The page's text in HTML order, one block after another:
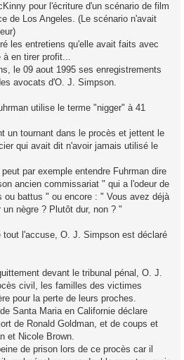
pour l'écriture d'un scénario de film
de Los Angeles. (Le scénario n'avait
les entretiens qu'elle avait faits avec
à en tirer profit...
le 09 aout 1995 ses enregistrements
avocats d'O. J. Simpson.
utilise le terme "nigger" à 41
un tournant dans le procès et jettent le
qui avait dit n'avoir jamais utilisé le
par exemple entendre Fuhrman dire
ancien commissariat " qui a l'odeur de
ou battus " ou encore : " Vous avez déjà
nègre ? Plutôt dur, non ? "
tout l'accuse, O. J. Simpson est déclaré
devant le tribunal pénal, O. J.
civil, les familles des victimes
pour la perte de leurs proches.
Santa Maria en Californie déclare
de Ronald Goldman, et de coups et
et Nicole Brown.
de prison lors de ce procès car il